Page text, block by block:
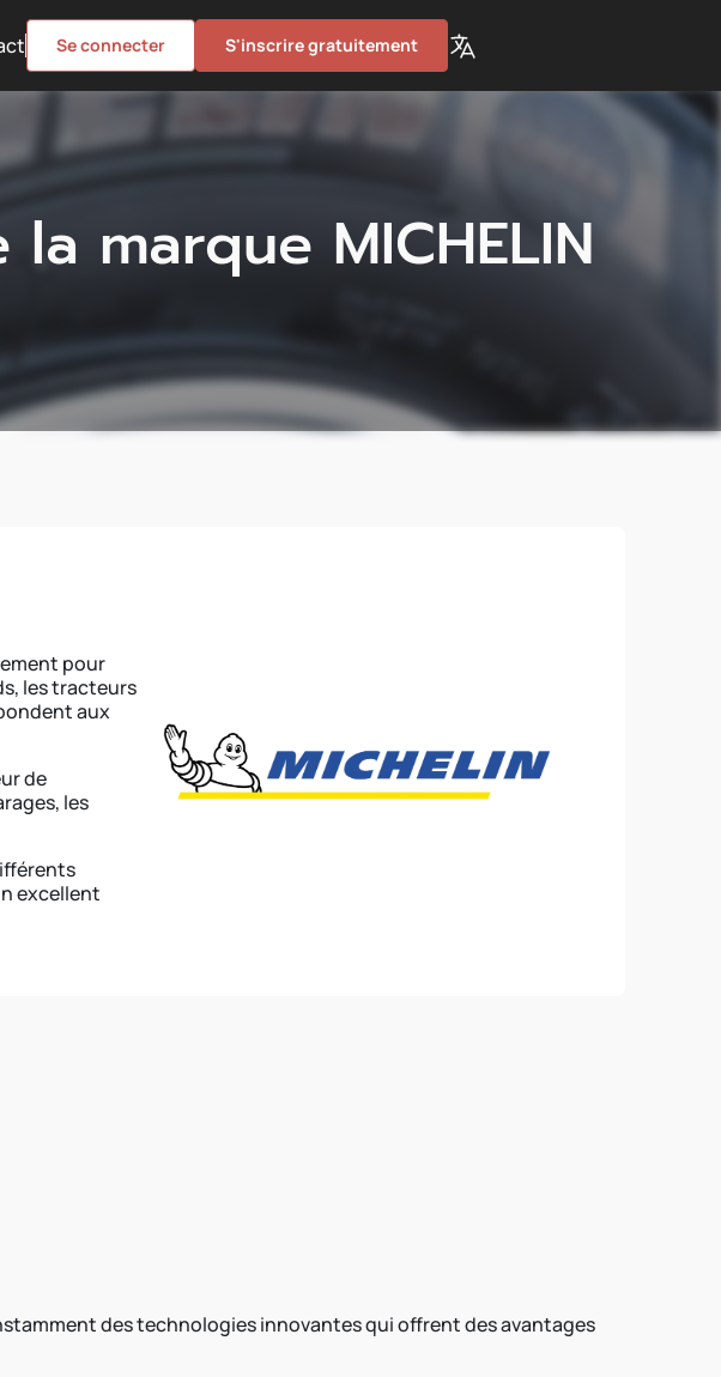
Se connecter S'inscrire gratuitement
marque MICHELIN
pour
les tracteurs
aux
de
les
excellent
des technologies innovantes qui offrent des avantages